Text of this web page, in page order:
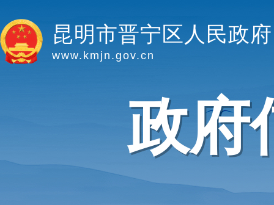
昆明市晋宁区人民政府
www.kmjn.gov.cn
政府